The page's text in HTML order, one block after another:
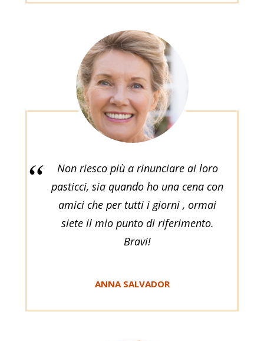
Non riesco più a rinunciare ai loro
pasticci, sia quando ho una cena con
amici che per tutti i giorni , ormai
siete il mio punto di riferimento.
Bravi!
ANNA SALVADOR